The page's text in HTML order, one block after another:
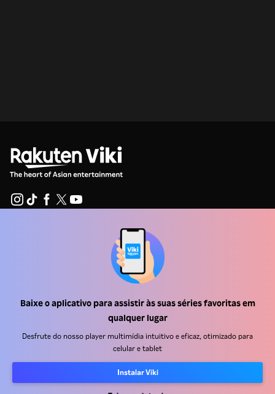
Baixe o aplicativo para assistir às suas séries favoritas em
qualquer lugar
Desfrute do nosso player multimídia intuitivo e eficaz, otimizado para
celular e tablet
Instalar Viki
Anunciantes
Termos de uso